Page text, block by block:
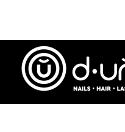
content